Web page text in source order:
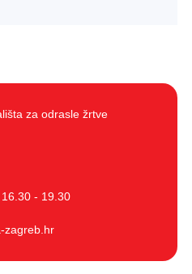
za odrasle žrtve
- 19.30
zagreb.hr